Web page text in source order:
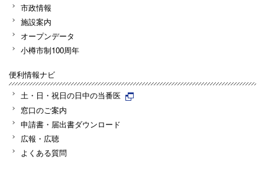
市政情報
施設案内
オープンデータ
小樽市制100周年
便利情報ナビ
土・日・祝日の日中の当番医
窓口のご案内
申請書・届出書ダウンロード
広報・広聴
よくある質問